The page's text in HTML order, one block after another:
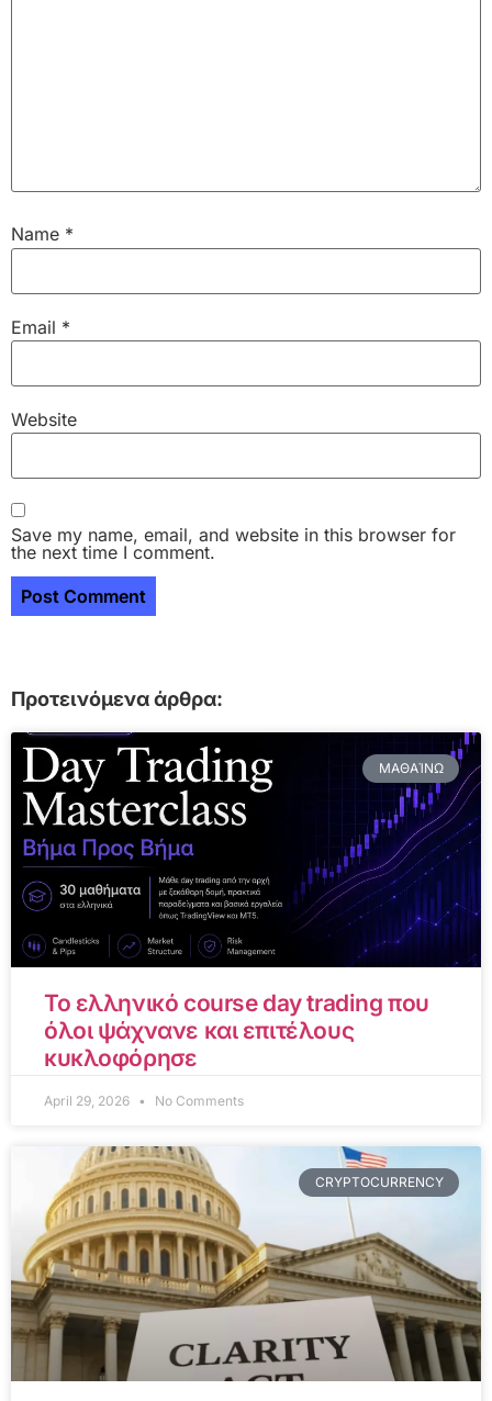
Name *
Email *
Website
Save my name, email, and website in this browser for
the next time I comment.
Προτεινόμενα άρθρα:
ΜΑΘΑΊΝΩ
Το ελληνικό course day trading που
όλοι ψάχνανε και επιτέλους
κυκλοφόρησε
April 29, 2026 No Comments
CRYPTOCURRENCY